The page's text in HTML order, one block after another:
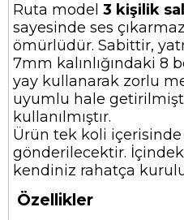
Ruta model 3 kişilik
sayesinde ses
ömürlüdür. Sabittir,
7mm kalınlığındaki 8
yay kullanarak zorlu
uyumlu hale
kullanılmıştır.
Ürün tek koli
gönderilecektir.
kendiniz rahatça
Özellikler